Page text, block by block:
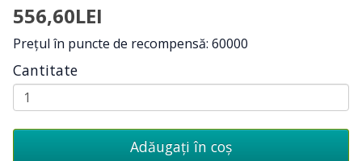
556,60LEI
Preţul în puncte de recompensă: 60000
Cantitate
Adăugați în coş